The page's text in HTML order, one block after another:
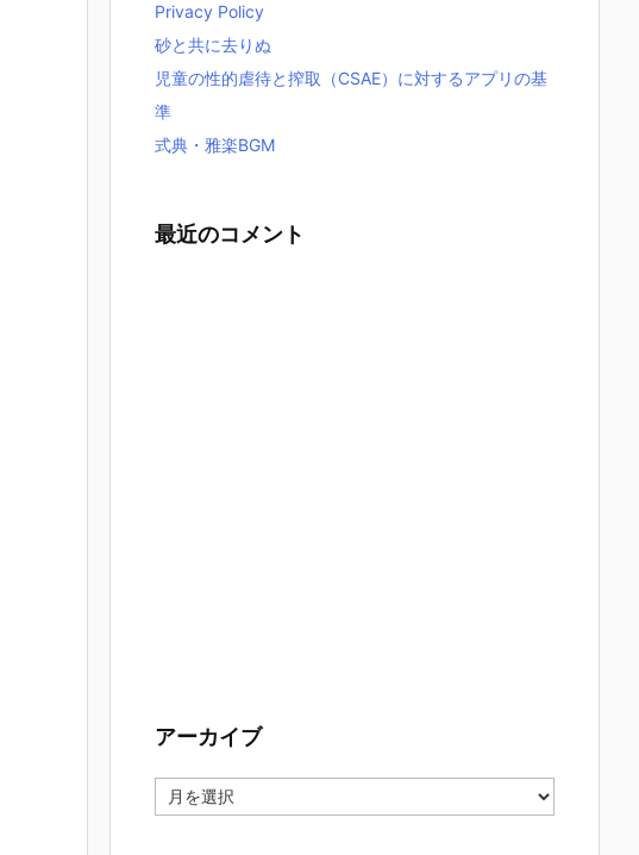
Privacy Policy
砂と共に去りぬ
児童の性的虐待と搾取（CSAE）に対するアプリの基
準
式典・雅楽BGM
最近のコメント
アーカイブ
ー